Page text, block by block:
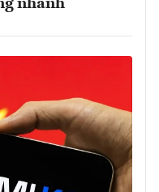
nhanh